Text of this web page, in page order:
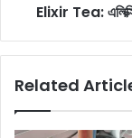
তে
প্র
র
Elixir Tea:
Related